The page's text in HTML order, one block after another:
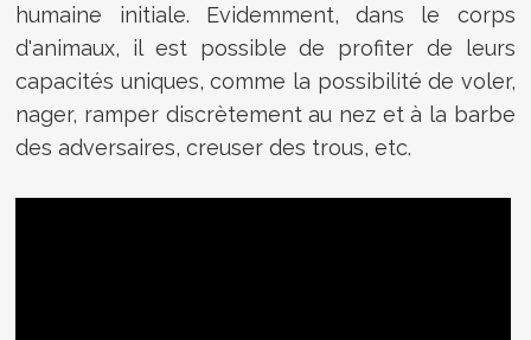
humaine initiale. Evidemment, dans le corps
d'animaux, il est possible de profiter de leurs
capacités uniques, comme la possibilité de voler,
nager, ramper discrètement au nez et à la barbe
des adversaires, creuser des trous, etc.